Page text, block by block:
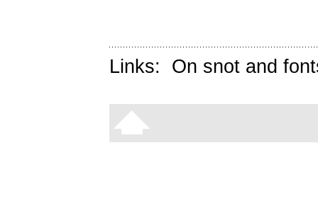
Links: On snot and